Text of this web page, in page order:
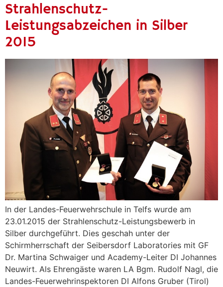
Strahlenschutz-
Leistungsabzeichen in Silber
2015
In der Landes-Feuerwehrschule in Telfs wurde am
23.01.2015 der Strahlenschutz-Leistungsbewerb in
Silber durchgeführt. Dies geschah unter der
Schirmherrschaft der Seibersdorf Laboratories mit GF
Dr. Martina Schwaiger und Academy-Leiter DI Johannes
Neuwirt. Als Ehrengäste waren LA Bgm. Rudolf Nagl, die
Landes-Feuerwehrinspektoren DI Alfons Gruber (Tirol)